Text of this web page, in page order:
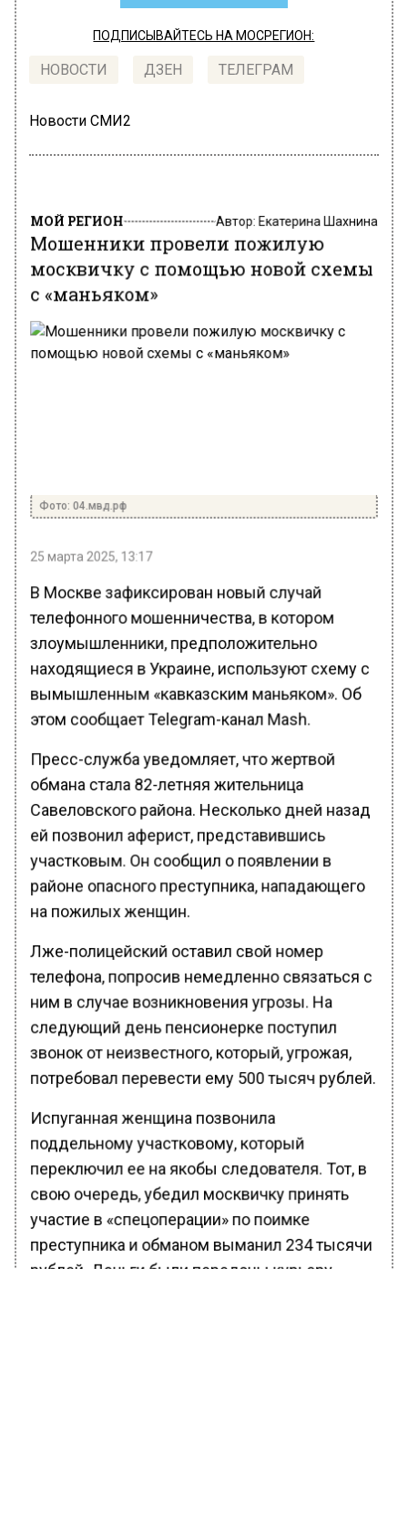
ПОДПИСЫВАЙТЕСЬ НА МОСРЕГИОН:
НОВОСТИ ДЗЕН ТЕЛЕГРАМ
Новости СМИ2
МОЙ РЕГИОН Автор: Екатерина Шахнина
Мошенники провели пожилую
москвичку с помощью новой схемы
с «маньяком»
Фото: 04.мвд.рф
25 марта 2025, 13:17
В Москве зафиксирован новый случай
телефонного мошенничества, в котором
злоумышленники, предположительно
находящиеся в Украине, используют схему с
вымышленным «кавказским маньяком». Об
этом сообщает Telegram-канал Mash.
Пресс-служба уведомляет, что жертвой
обмана стала 82-летняя жительница
Савеловского района. Несколько дней назад
ей позвонил аферист, представившись
участковым. Он сообщил о появлении в
районе опасного преступника, нападающего
на пожилых женщин.
Лже-полицейский оставил свой номер
телефона, попросив немедленно связаться с
ним в случае возникновения угрозы. На
следующий день пенсионерке поступил
звонок от неизвестного, который, угрожая,
потребовал перевести ему 500 тысяч рублей.
Испуганная женщина позвонила
поддельному участковому, который
переключил ее на якобы следователя. Тот, в
свою очередь, убедил москвичку принять
участие в «спецоперации» по поимке
преступника и обманом выманил 234 тысячи
рублей. Деньги были переданы курьеру.